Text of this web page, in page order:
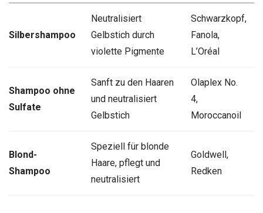
Silbershampoo
Neutralisiert
Gelbstich durch
violette Pigmente
Schwarzkopf,
Fanola,
L’Oréal
Shampoo ohne
Sulfate
Sanft zu den Haaren
und neutralisiert
Gelbstich
Olaplex No.
4,
Moroccanoil
Blond-
Shampoo
Speziell für blonde
Haare, pflegt und
neutralisiert
Goldwell,
Redken